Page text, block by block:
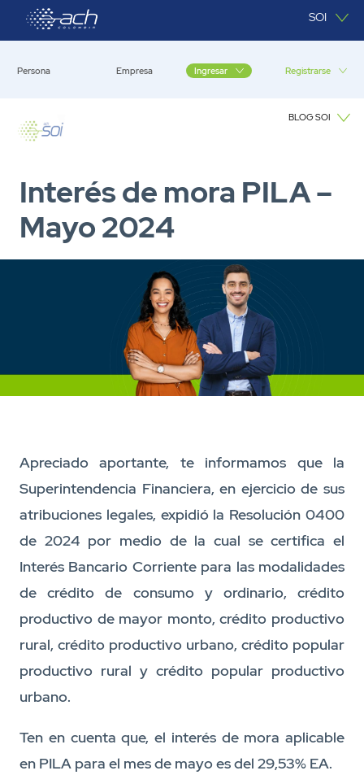
Saltar al contenido principal SOI
Persona Empresa Ingresar Registrarse
BLOG SOI
Interés de mora PILA –
Mayo 2024
Apreciado aportante, te informamos que la
Superintendencia Financiera, en ejercicio de sus
atribuciones legales, expidió la Resolución 0400
de 2024 por medio de la cual se certifica el
Interés Bancario Corriente para las modalidades
de crédito de consumo y ordinario, crédito
productivo de mayor monto, crédito productivo
rural, crédito productivo urbano, crédito popular
productivo rural y crédito popular productivo
urbano.
Ten en cuenta que, el interés de mora aplicable
en PILA para el mes de mayo es del 29,53% EA.